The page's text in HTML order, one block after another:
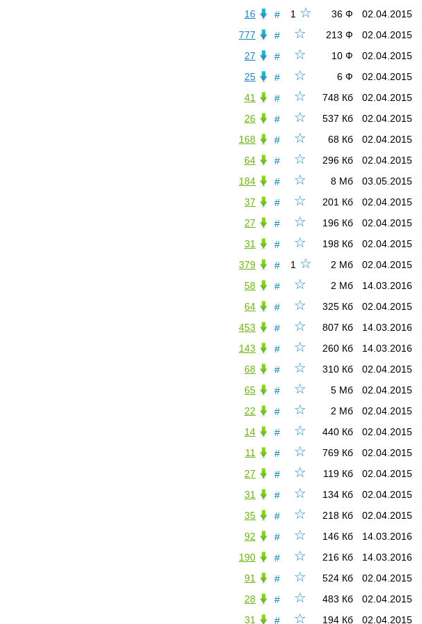
1 ☆
# 02.04.2015
36 Ф
16
☆
# 02.04.2015
213 Ф
777
☆
# 02.04.2015
10 Ф
27
☆
# 02.04.2015
6 Ф
25
☆
# 02.04.2015
748 Кб
41
☆
# 02.04.2015
537 Кб
26
☆
# 02.04.2015
68 Кб
168
☆
# 02.04.2015
296 Кб
64
☆
# 03.05.2015
8 Мб
184
☆
# 02.04.2015
201 Кб
37
☆
# 02.04.2015
196 Кб
27
☆
# 02.04.2015
198 Кб
31
1 ☆
# 02.04.2015
2 Мб
379
☆
# 14.03.2016
2 Мб
58
☆
# 02.04.2015
325 Кб
64
☆
# 14.03.2016
807 Кб
453
☆
# 14.03.2016
260 Кб
143
☆
# 02.04.2015
310 Кб
68
☆
# 02.04.2015
5 Мб
65
☆
# 02.04.2015
2 Мб
22
☆
# 02.04.2015
440 Кб
14
☆
# 02.04.2015
769 Кб
11
☆
# 02.04.2015
119 Кб
27
☆
# 02.04.2015
134 Кб
31
☆
# 02.04.2015
218 Кб
35
☆
# 14.03.2016
146 Кб
92
☆
# 14.03.2016
216 Кб
190
☆
# 02.04.2015
524 Кб
91
☆
# 02.04.2015
483 Кб
28
☆
# 02.04.2015
194 Кб
31